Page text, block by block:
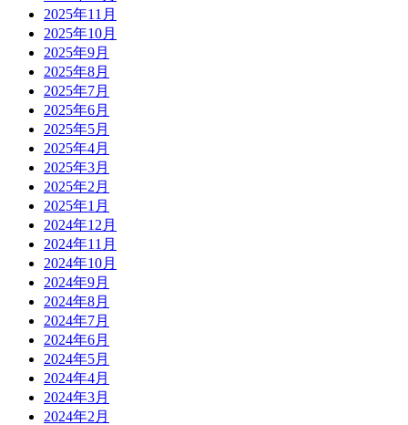
2025年11月
2025年10月
2025年9月
2025年8月
2025年7月
2025年6月
2025年5月
2025年4月
2025年3月
2025年2月
2025年1月
2024年12月
2024年11月
2024年10月
2024年9月
2024年8月
2024年7月
2024年6月
2024年5月
2024年4月
2024年3月
2024年2月